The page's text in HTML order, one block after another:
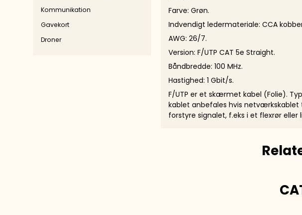
Kommunikation
Gavekort
Droner
Farve: Grøn.
Indvendigt ledermateriale: CCA
AWG: 26/7.
Version: F/UTP CAT 5e Straight.
Båndbredde: 100 MHz.
Hastighed: 1 Gbit/s.
F/UTP er et skærmet kabel (Folie).
kablet anbefales hvis
forstyre signalet, f.eks i et flexrør eller